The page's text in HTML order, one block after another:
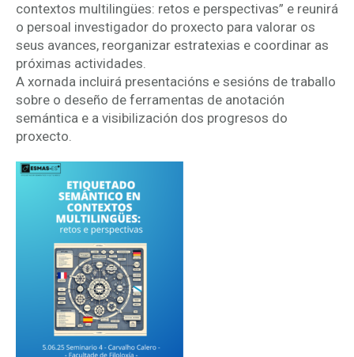
contextos multilingües: retos e perspectivas” e reunirá
o persoal investigador do proxecto para valorar os
seus avances, reorganizar estratexias e coordinar as
próximas actividades.
A xornada incluirá presentacións e sesións de traballo
sobre o deseño de ferramentas de anotación
semántica e a visibilización dos progresos do
proxecto.